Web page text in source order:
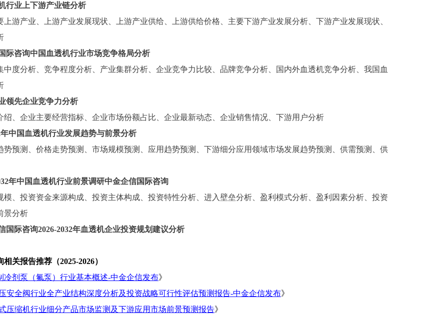
行业上下游产业链分析
上游产业、上游产业发展现状、上游产业供给、上游供给价格、主要下游产业发展分析、下游产业发展现状、
际咨询中国血透机行业市场竞争格局分析
中度分析、竞争程度分析、产业集群分析、企业竞争力比较、品牌竞争分析、国内外血透机竞争分析、我国血
领先企业竞争力分析
绍、企业主要经营指标、企业市场份额占比、企业最新动态、企业销售情况、下游用户分析
年中国血透机行业发展趋势与前景分析
势预测、价格走势预测、市场规模预测、应用趋势预测、下游细分应用领域市场发展趋势预测、供需预测、供
年中国血透机行业前景调研中金企信国际咨询
模、投资资金来源构成、投资主体构成、投资特性分析、进入壁垒分析、盈利模式分析、盈利因素分析、投资
景分析
国际咨询2026-2032年血透机企业投资规划建议分析
相关报告推荐（2025-2026）
冷剂泵（氟泵）行业基本概述-中金企信发布》
安全阀行业全产业结构深度分析及投资战略可行性评估预测报告-中金企信发布》
压缩机行业细分产品市场监测及下游应用市场前景预测报告》